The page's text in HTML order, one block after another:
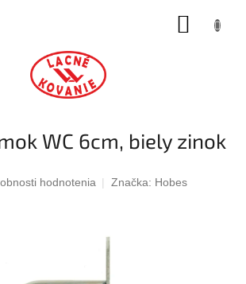
WC 6cm, biely zinok
hodnotenia Značka: Hobes